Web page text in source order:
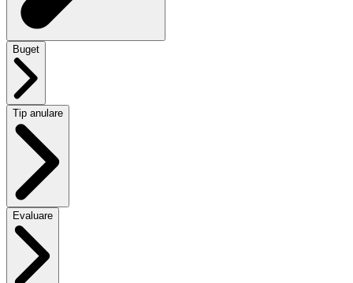
Buget
Tip anulare
Evaluare